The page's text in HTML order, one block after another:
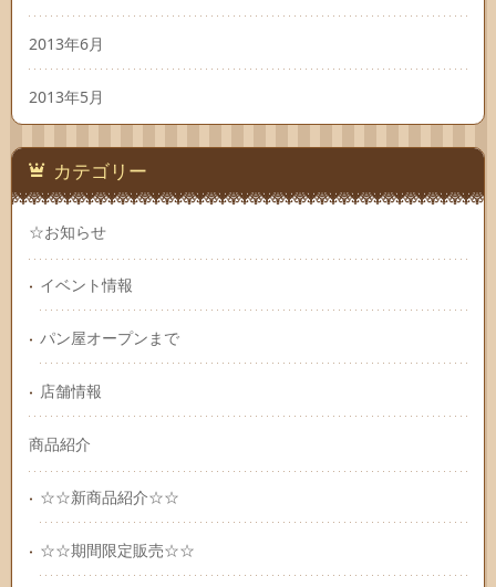
2013年6月
2013年5月
カテゴリー
☆お知らせ
イベント情報
パン屋オープンまで
店舗情報
商品紹介
☆☆新商品紹介☆☆
☆☆期間限定販売☆☆